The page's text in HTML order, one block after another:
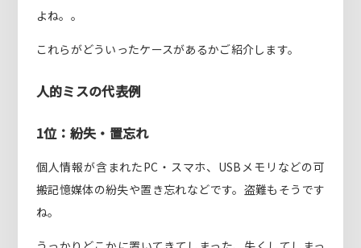
よね。。
これらがどういったケースがあるかご紹介します。
人的ミスの代表例
1位：紛失・置忘れ
個人情報が含まれたPC・スマホ、USBメモリなどの可
搬記憶媒体の紛失や置き忘れなどです。盗難もそうです
ね。